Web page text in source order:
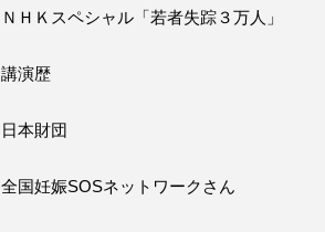
ＮＨＫスペシャル「若者失踪３万人」
講演歴
日本財団
全国妊娠SOSネットワークさん